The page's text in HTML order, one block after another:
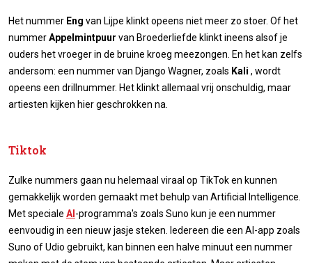
Het nummer Eng van Lijpe klinkt opeens niet meer zo stoer. Of het
nummerAppelmintpuur van Broederliefde klinkt ineens alsof je
ouders het vroeger in de bruine kroeg meezongen. En het kan zelfs
andersom: een nummer van Django Wagner, zoals Kali , wordt
opeens een drillnummer. Het klinkt allemaal vrij onschuldig, maar
artiesten kijken hier geschrokken na.
Tiktok
Zulke nummers gaan nu helemaal viraal op TikTok en kunnen
gemakkelijk worden gemaakt met behulp van Artificial Intelligence.
Met speciale AI-programma's zoals Suno kun je een nummer
eenvoudig in een nieuw jasje steken. Iedereen die een AI-app zoals
Suno of Udio gebruikt, kan binnen een halve minuut een nummer